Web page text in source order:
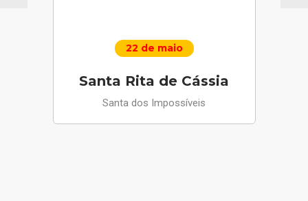
22 de maio
Santa Rita de Cássia
Santa dos Impossíveis